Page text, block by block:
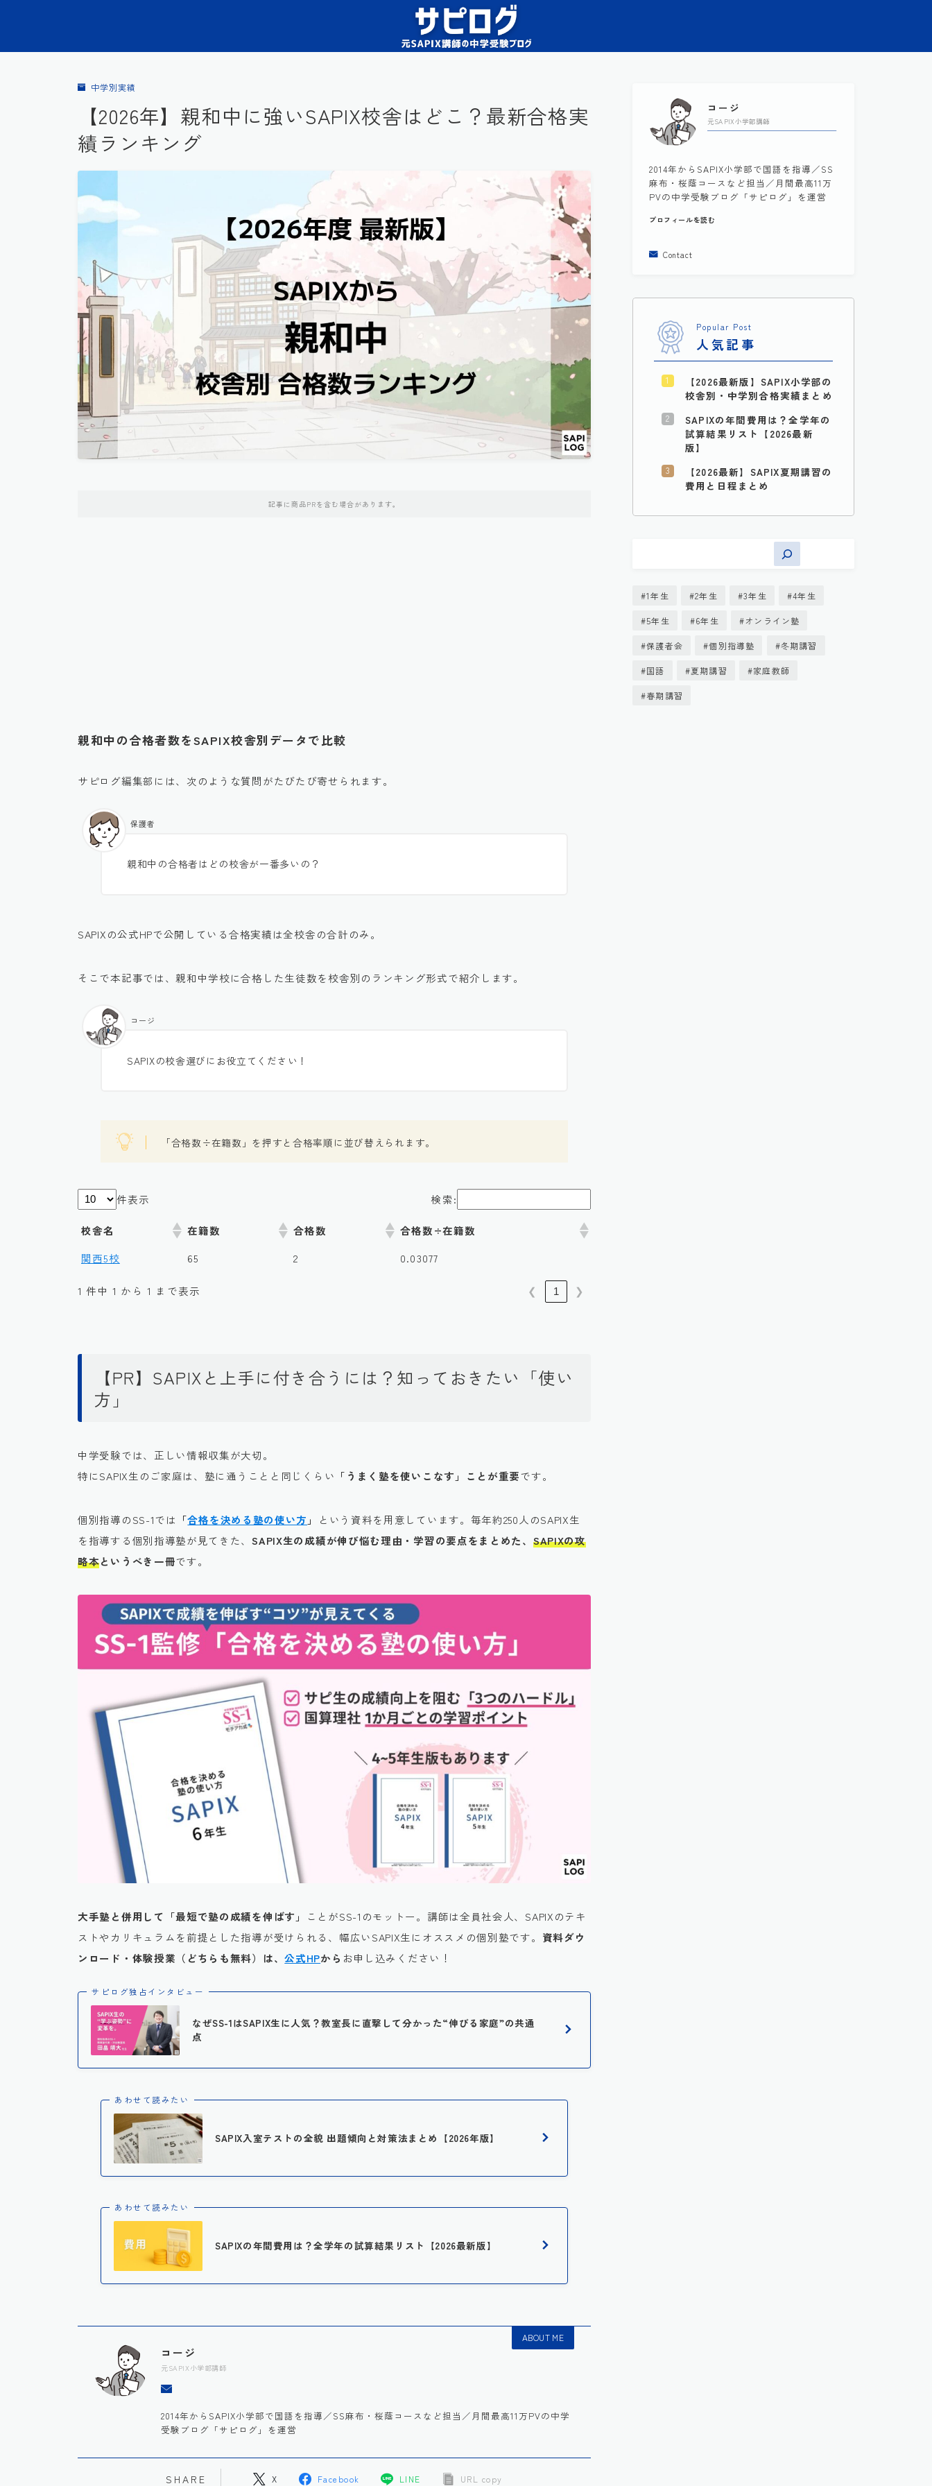
中学別実績
【2026年】親和中に強いSAPIX校舎はどこ？最新合格実
績ランキング
記事に商品PRを含む場合があります。
親和中の合格者数をSAPIX校舎別データで比較
サピログ編集部には、次のような質問がたびたび寄せられます。
親和中の合格者はどの校舎が一番多いの？
保護者
SAPIXの公式HPで公開している合格実績は全校舎の合計のみ。
そこで本記事では、親和中学校に合格した生徒数を校舎別のランキング形式で紹介します。
SAPIXの校舎選びにお役立てください！
コージ
「合格数÷在籍数」を押すと合格率順に並び替えられます。
件表示 検索:
校舎名 在籍数 合格数
合格数÷在籍数
関西5校
65 2 0.03077
1 件中 1 から 1 まで表示 ❮ 1 ❯
【PR】SAPIXと上手に付き合うには？知っておきたい「使い
方」
中学受験では、正しい情報収集が大切。
特にSAPIX生のご家庭は、塾に通うことと同じくらい 「うまく塾を使いこなす」ことが重要です。
個別指導のSS-1では 「合格を決める塾の使い方 」
という資料を用意しています。毎年約250人のSAPIX生
を指導する個別指導塾が見てきた、SAPIX生の成績が伸び悩む理由・学習の要点をまとめた、 SAPIXの攻
略本というべき一冊です。
大手塾と併用して「最短で塾の成績を伸ばす」
ことがSS-1のモットー。講師は全員社会人、SAPIXのテキ
ストやカリキュラムを前提とした指導が受けられる、幅広いSAPIX生にオススメの個別塾です。 資料ダウ
ンロード・体験授業（どちらも無料）は、公式HPから お申し込みください！
サピログ独占インタビュー
なぜSS-1はSAPIX生に人気？教室長に直撃して分かった“伸びる家庭”の共通
点
あわせて読みたい
SAPIX入室テストの全貌 出題傾向と対策法まとめ【2026年版】
あわせて読みたい
SAPIXの年間費用は？全学年の試算結果リスト【2026最新版】
ABOUT ME
コージ
元SAPIX小学部講師
2014年からSAPIX小学部で国語を指導／SS麻布・桜蔭コースなど担当／月間最高11万PVの中学
受験ブログ「サピログ」を運営
SHARE X Facebook LINE URL copy
コージ
元SAPIX小学部講師
2014年からSAPIX小学部で国語を指導／SS
麻布・桜蔭コースなど担当／月間最高11万
PVの中学受験ブログ「サピログ」を運営
プロフィールを読む
Contact
Popular Post
人気記事
【2026最新版】SAPIX小学部の
校舎別・中学別合格実績まとめ
SAPIXの年間費用は？全学年の
試算結果リスト【2026最新
版】
【2026最新】SAPIX夏期講習の
費用と日程まとめ
1年生 2年生 3年生 4年生
5年生 6年生 オンライン塾
保護者会 個別指導塾 冬期講習
国語 夏期講習 家庭教師
春期講習